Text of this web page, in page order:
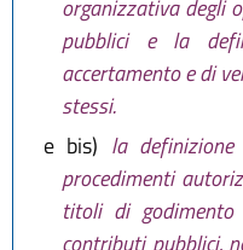
organizzativa degli
pubblici e la
accertamento e di
stessi.
e bis) la
procedimenti
titoli di godimento
contributi pubblici,